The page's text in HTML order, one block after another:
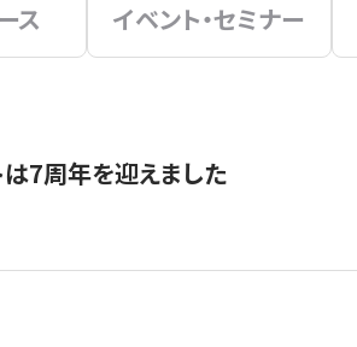
ス イベント・セミナー
7周年を迎えました